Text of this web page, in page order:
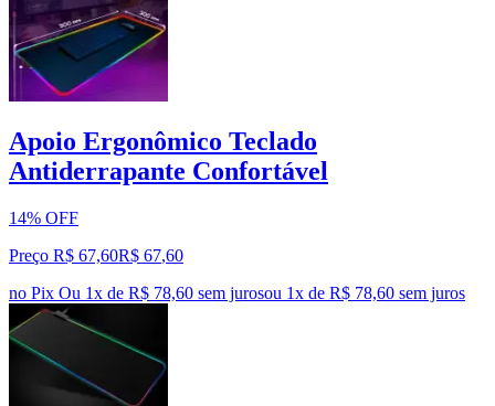
Apoio Ergonômico Teclado
Antiderrapante Confortável
14% OFF
Preço R$ 67,60R$ 67,60
no Pix Ou 1x de R$ 78,60 sem jurosou 1x de R$ 78,60 sem juros